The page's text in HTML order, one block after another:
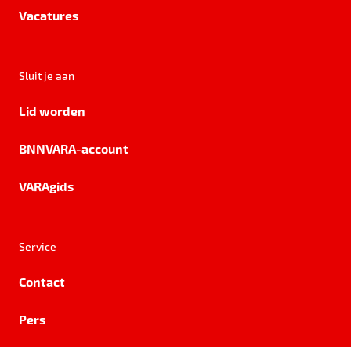
Vacatures
Sluit je aan
Lid worden
BNNVARA-account
VARAgids
Service
Contact
Pers